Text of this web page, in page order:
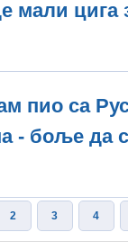
мали
пио са
- боље да
2 3 4